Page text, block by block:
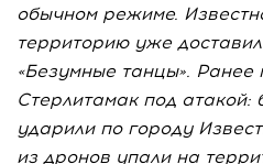
обычном режиме.
территорию уже
«Безумные танцы». Ранее
Стерлитамак под атакой:
ударили по городу
из дронов упали на